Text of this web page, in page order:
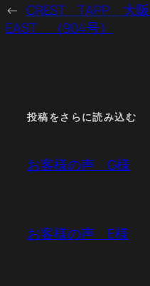
← CREST TAPP 大阪
EAST （904号）
投稿をさらに読み込む
お客様の声 G様
お客様の声 E様